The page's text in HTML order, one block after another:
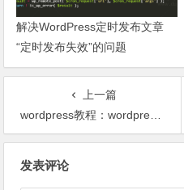
解决WordPress定时发布文章
“定时发布失效”的问题
上一篇
wordpress教程：wordpress搜索结果中排除页面的出现
发表评论